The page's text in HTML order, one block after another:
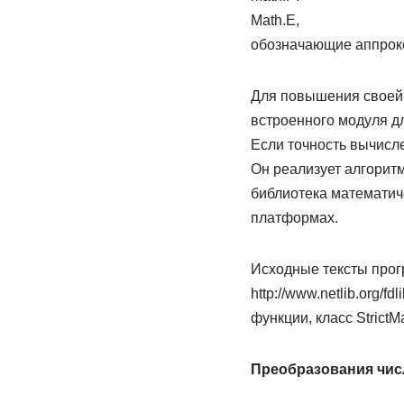
Math.E,
обозначающие
Для повышения своей
встроенного модуля
Если точность
Он реализует
библиотека
платформах.
Исходные тексты
http://www.netlib.org/
функции, класс
Преобразования